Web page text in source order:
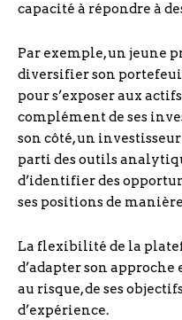
capacité à répondre à
Par exemple, un jeune
diversifier son
pour s’exposer aux
complément de ses
son côté, un
parti des outils
d’identifier des
ses positions de
La flexibilité de la
d’adapter son
au risque, de ses
d’expérience.